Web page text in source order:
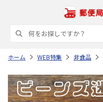
ホーム WEB特集 非食品